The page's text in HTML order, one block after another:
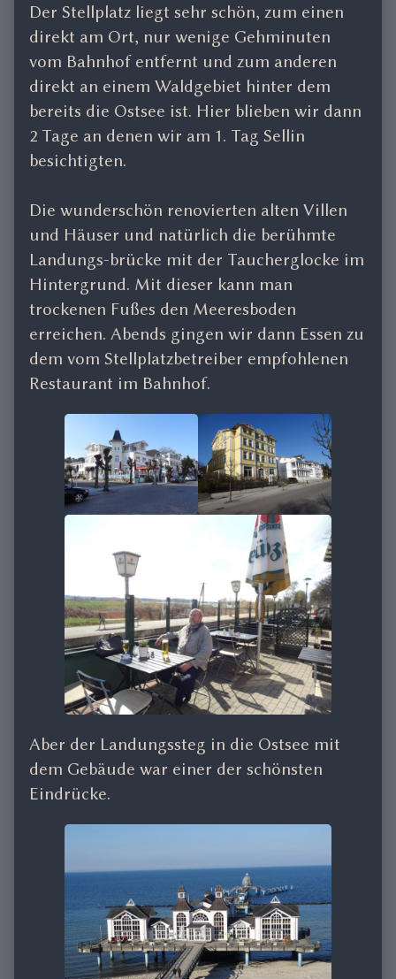
Der Stellplatz liegt sehr schön, zum einen
direkt am Ort, nur wenige Gehminuten
vom Bahnhof entfernt und zum anderen
direkt an einem Waldgebiet hinter dem
bereits die Ostsee ist. Hier blieben wir dann
2 Tage an denen wir am 1. Tag Sellin
besichtigten.
Die wunderschön renovierten alten Villen
und Häuser und natürlich die berühmte
Landungs-brücke mit der Taucherglocke im
Hintergrund. Mit dieser kann man
trockenen Fußes den Meeresboden
erreichen. Abends gingen wir dann Essen zu
dem vom Stellplatzbetreiber empfohlenen
Restaurant im Bahnhof.
Aber der Landungssteg in die Ostsee mit
dem Gebäude war einer der schönsten
Eindrücke.